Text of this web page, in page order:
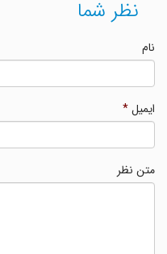
نظر شما
ایمیل*
متن نظر